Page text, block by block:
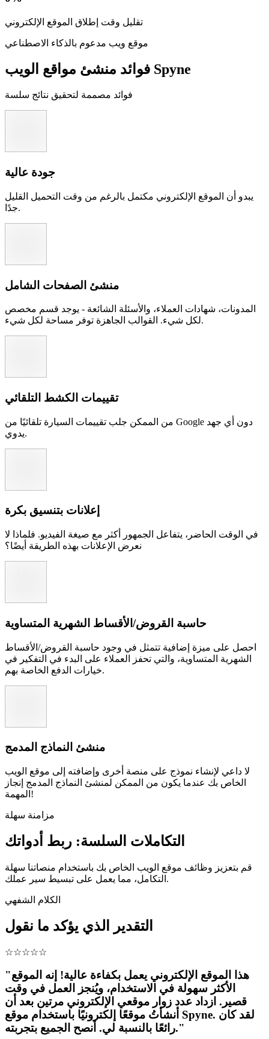
تقليل وقت إطلاق الموقع الإلكتروني
موقع ويب مدعوم بالذكاء الاصطناعي
فوائد منشئ مواقع الويب Spyne
فوائد مصممة لتحقيق نتائج سلسة
جودة عالية
يبدو أن الموقع الإلكتروني مكتمل بالرغم من وقت التحميل القليل
جدًا.
منشئ الصفحات الشامل
المدونات، شهادات العملاء، والأسئلة الشائعة - يوجد قسم مخصص
لكل شيء. القوالب الجاهزة توفر مساحة لكل شيء.
تقييمات الكشط التلقائي
من الممكن جلب تقييمات السيارة تلقائيًا من Google دون أي جهد
يدوي.
إعلانات بتنسيق بكرة
في الوقت الحاضر، يتفاعل الجمهور أكثر مع صيغة الفيديو. فلماذا لا
نعرض الإعلانات بهذه الطريقة أيضًا؟
حاسبة القروض/الأقساط الشهرية المتساوية
احصل على ميزة إضافية تتمثل في وجود حاسبة القروض/الأقساط
الشهرية المتساوية، والتي تحفز العملاء على البدء في التفكير في
خيارات الدفع الخاصة بهم.
منشئ النماذج المدمج
لا داعي لإنشاء نموذج على منصة أخرى وإضافته إلى موقع الويب
الخاص بك عندما يكون من الممكن لمنشئ النماذج المدمج إنجاز
المهمة!
مزامنة سهلة
التكاملات السلسة: ربط أدواتك
قم بتعزيز وظائف موقع الويب الخاص بك باستخدام منصاتنا سهلة
التكامل، مما يعمل على تبسيط سير عملك.
الكلام الشفهي
التقدير الذي يؤكد ما نقول
☆☆☆☆☆
"هذا الموقع الإلكتروني يعمل بكفاءة عالية! إنه الموقع
الأكثر سهولة في الاستخدام، ويُنجز العمل في وقت
قصير. ازداد عدد زوار موقعي الإلكتروني مرتين بعد أن
أنشأتُ موقعًا إلكترونيًا باستخدام موقع Spyne. لقد كان
رائعًا بالنسبة لي. أنصح الجميع بتجربته."